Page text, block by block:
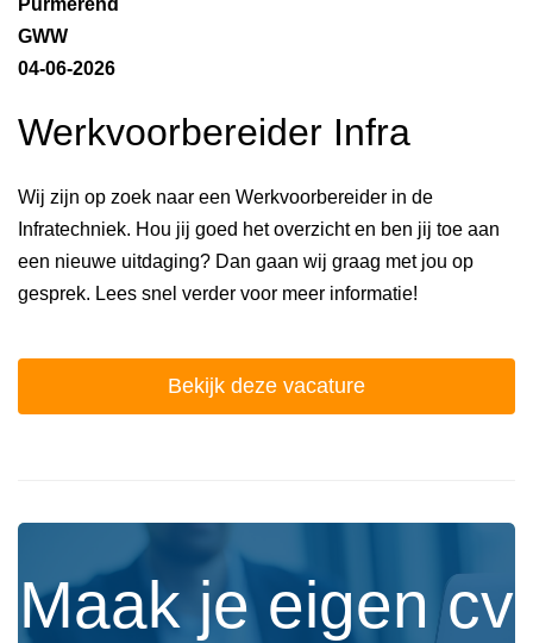
Purmerend
GWW
04-06-2026
Werkvoorbereider Infra
Wij zijn op zoek naar een Werkvoorbereider in de
Infratechniek. Hou jij goed het overzicht en ben jij toe aan
een nieuwe uitdaging? Dan gaan wij graag met jou op
gesprek. Lees snel verder voor meer informatie!
Bekijk deze vacature
Maak je eigen cv